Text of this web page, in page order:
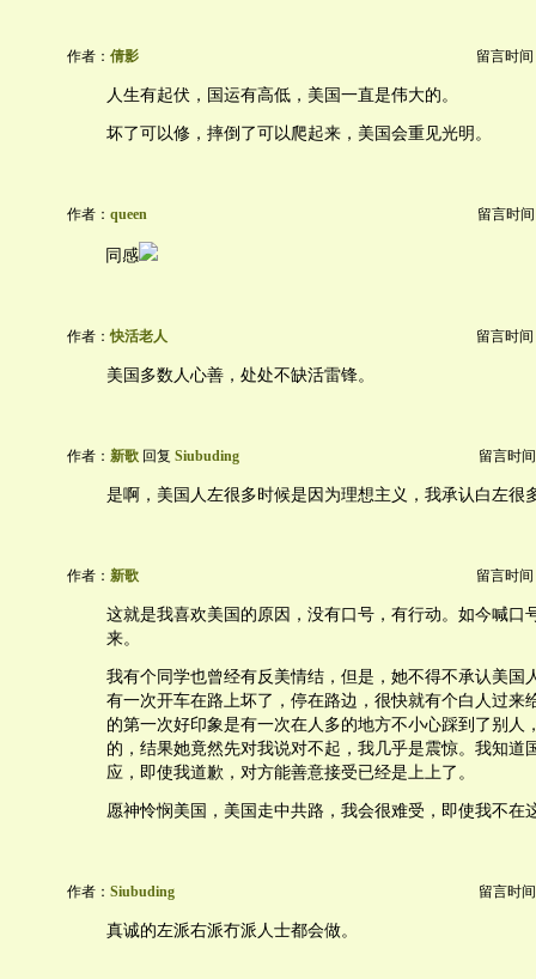
作者： 倩影 留言时间
人生有起伏，国运有高低，美国一直是伟大的。
坏了可以修，摔倒了可以爬起来，美国会重见光明。
作者： queen 留言时间
同感
作者：快活老人 留言时间
美国多数人心善，处处不缺活雷锋。
作者： 新歌 回复 Siubuding 留言时
是啊，美国人左很多时候是因为理想主义，我承认白左很
作者： 新歌 留言时间
这就是我喜欢美国的原因，没有口号，有行动。如今喊口
来。
我有个同学也曾经有反美情结，但是，她不得不承认美国
有一次开车在路上坏了，停在路边，很快就有个白人过来
的第一次好印象是有一次在人多的地方不小心踩到了别人
的，结果她竟然先对我说对不起，我几乎是震惊。我知道
应，即使我道歉，对方能善意接受已经是上上了。
愿神怜悯美国，美国走中共路，我会很难受，即使我不在
作者： Siubuding 留言时
真诚的左派右派冇派人士都会做。